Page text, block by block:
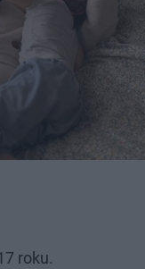
roku.